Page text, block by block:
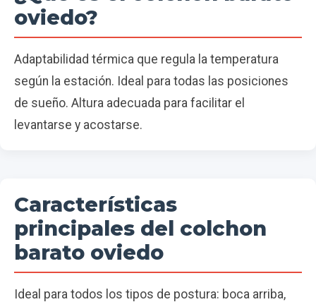
oviedo?
Adaptabilidad térmica que regula la temperatura
según la estación. Ideal para todas las posiciones
de sueño. Altura adecuada para facilitar el
levantarse y acostarse.
Características
principales del colchon
barato oviedo
Ideal para todos los tipos de postura: boca arriba,